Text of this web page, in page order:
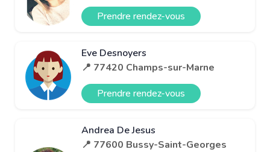
Prendre rendez-vous
Eve Desnoyers
📍 77420 Champs-sur-Marne
Prendre rendez-vous
Andrea De Jesus
📍 77600 Bussy-Saint-Georges